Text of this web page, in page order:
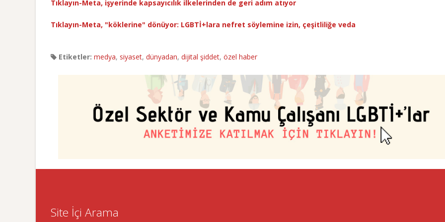
Tıklayın-Meta, işyerinde kapsayıcılık ilkelerinden de geri adım atıyor
Tıklayın-Meta, "köklerine" dönüyor: LGBTİ+lara nefret söylemine izin, çeşitliliğe veda
Etiketler: medya, siyaset, dünyadan, dijital şiddet, özel haber
Site İçi Arama